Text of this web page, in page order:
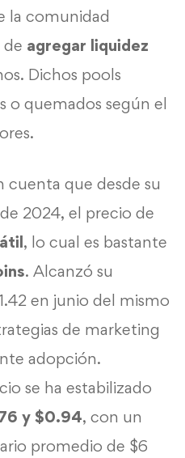
la comunidad
de agregar liquidez
Dichos pools
o quemados según el
que desde su
2024, el precio de
, lo cual es bastante
. Alcanzó su
en junio del mismo
de marketing
adopción.
se ha estabilizado
y $0.94, con un
promedio de $6